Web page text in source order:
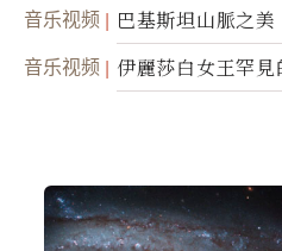
音乐视频 巴基斯坦山脈之美
音乐视频 伊麗莎白女王罕見